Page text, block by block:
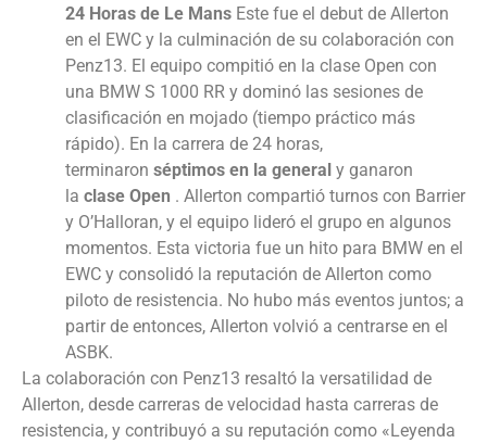
24 Horas de Le Mans Este fue el debut de Allerton
en el EWC y la culminación de su colaboración con
Penz13. El equipo compitió en la clase Open con
una BMW S 1000 RR y dominó las sesiones de
clasificación en mojado (tiempo práctico más
rápido). En la carrera de 24 horas,
terminaron séptimos en la general y ganaron
la clase Open . Allerton compartió turnos con Barrier
y O’Halloran, y el equipo lideró el grupo en algunos
momentos. Esta victoria fue un hito para BMW en el
EWC y consolidó la reputación de Allerton como
piloto de resistencia. No hubo más eventos juntos; a
partir de entonces, Allerton volvió a centrarse en el
ASBK.
La colaboración con Penz13 resaltó la versatilidad de
Allerton, desde carreras de velocidad hasta carreras de
resistencia, y contribuyó a su reputación como «Leyenda